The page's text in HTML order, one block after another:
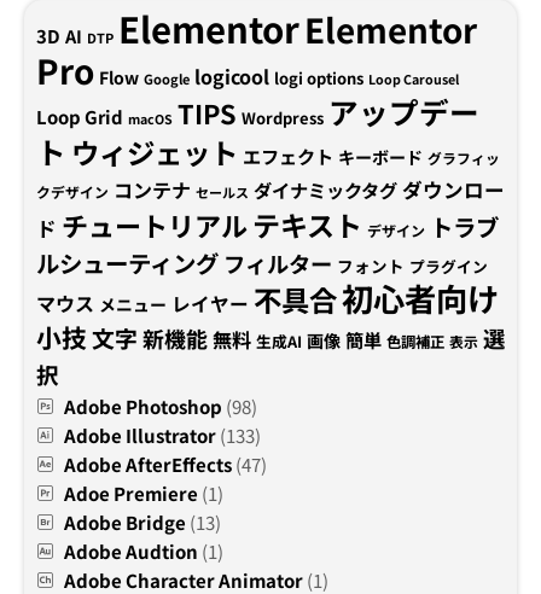
3D AI DTP ElementorElementor
Pro Flow Google logicool logi options Loop Carousel
Loop Grid macOS TIPS Wordpress アップデー
ト ウィジェット エフェクト キーボード グラフィッ
クデザイン コンテナ セールス ダイナミックタグダウンロー
ド チュートリアルテキスト デザイン トラブ
ルシューティング フィルター フォント プラグイン
マウス メニュー レイヤー 不具合初心者向け
小技文字新機能無料 生成AI 画像 簡単 色調補正 表示 選
択
Adobe Photoshop (98)
Adobe Illustrator(133)
Adobe AfterEffects(47)
Adoe Premiere (1)
Adobe Bridge (13)
Adobe Audtion (1)
Adobe Character Animator(1)